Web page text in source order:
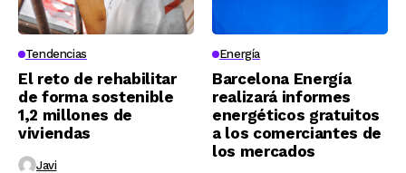
Tendencias
El reto de rehabilitar
de forma sostenible
1,2 millones de
viviendas
Javi
Energía
Barcelona Energía
realizará informes
energéticos gratuitos
a los comerciantes de
los mercados